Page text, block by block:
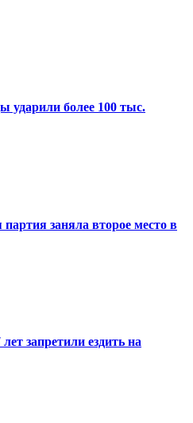
ударили более 100 тыс.
заняла второе место в
запретили ездить на